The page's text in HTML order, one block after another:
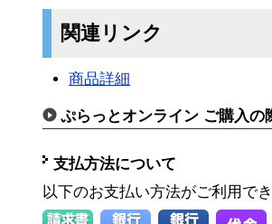
関連リンク
商品詳細
ぷらっとオンライン ご購入の
支払方法について
以下のお支払い方法がご利用で